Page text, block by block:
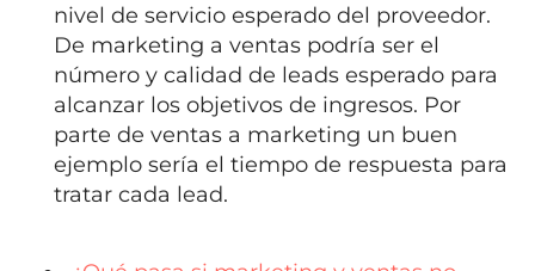
nivel de servicio esperado del proveedor.
De marketing a ventas podría ser el
número y calidad de leads esperado para
alcanzar los objetivos de ingresos. Por
parte de ventas a marketing un buen
ejemplo sería el tiempo de respuesta para
tratar cada lead.